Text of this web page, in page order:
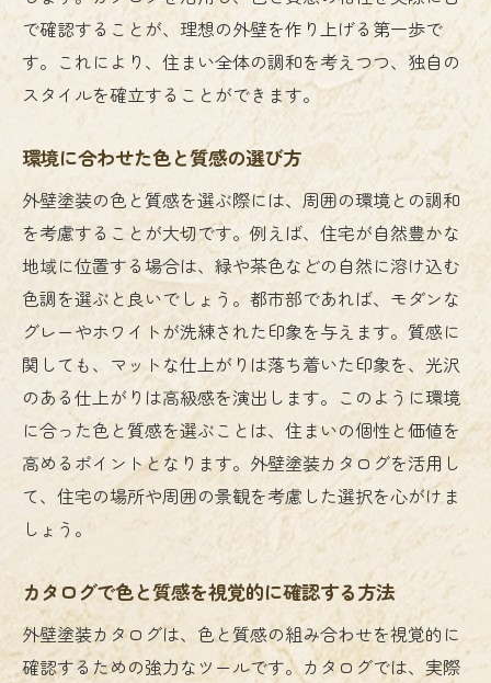
で確認することが、理想の外壁を作り上げる第一歩で
す。これにより、住まい全体の調和を考えつつ、独自の
スタイルを確立することができます。
環境に合わせた色と質感の選び方
外壁塗装の色と質感を選ぶ際には、周囲の環境との調和
を考慮することが大切です。例えば、住宅が自然豊かな
地域に位置する場合は、緑や茶色などの自然に溶け込む
色調を選ぶと良いでしょう。都市部であれば、モダンな
グレーやホワイトが洗練された印象を与えます。質感に
関しても、マットな仕上がりは落ち着いた印象を、光沢
のある仕上がりは高級感を演出します。このように環境
に合った色と質感を選ぶことは、住まいの個性と価値を
高めるポイントとなります。外壁塗装カタログを活用し
て、住宅の場所や周囲の景観を考慮した選択を心がけま
しょう。
カタログで色と質感を視覚的に確認する方法
外壁塗装カタログは、色と質感の組み合わせを視覚的に
確認するための強力なツールです。カタログでは、実際